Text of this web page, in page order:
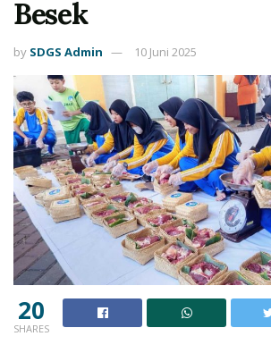
Besek
by SDGS Admin 10 Juni 2025
20
SHARES